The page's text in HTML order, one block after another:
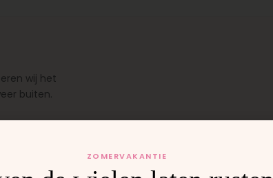
wij het
buiten.
ZOMERVAKANTIE